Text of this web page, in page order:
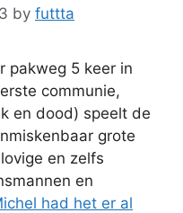
by futtta
pakweg 5 keer in
communie,
en dood) speelt de
grote
en zelfs
en
had het er al